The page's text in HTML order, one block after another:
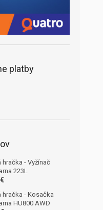
platby
hračka - Vyžínač
223L
hračka - Kosačka
HU800 AWD